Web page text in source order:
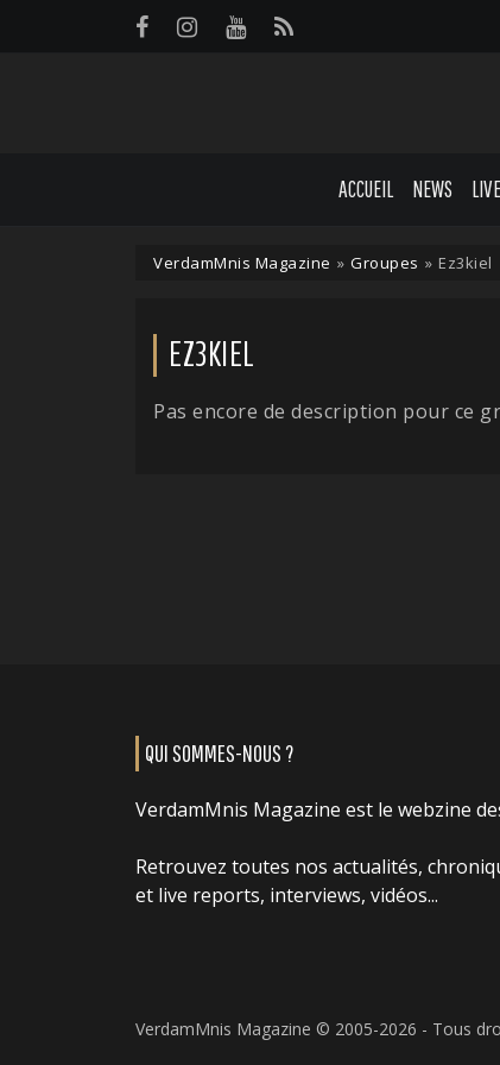
ACCUEIL NEWS
VerdamMnis Magazine » Groupes » Ez3kiel
EZ3KIEL
Pas encore de description pour ce
QUI SOMMES-NOUS ?
VerdamMnis Magazine est le webzine
Retrouvez toutes nos actualités,
et live reports, interviews, vidéos...
VerdamMnis Magazine © 2005-2026 - Tous
Panneau de gestion des cookies